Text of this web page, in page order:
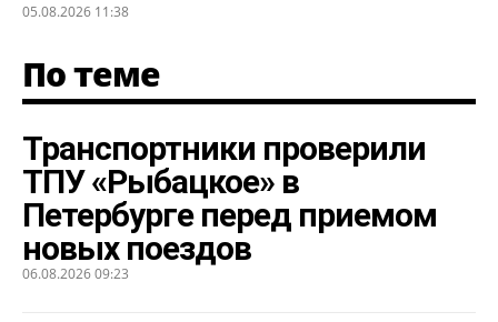
05.08.2026 11:38
По теме
Транспортники проверили
ТПУ «Рыбацкое» в
Петербурге перед приемом
новых поездов
06.08.2026 09:23